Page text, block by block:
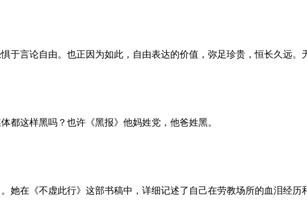
于言论自由。也正因为如此，自由表达的价值，弥足珍贵，恒长久远。
都这样黑吗？也许《黑报》他妈姓党，他爸姓黑。
她在《不虚此行》这部书稿中，详细记述了自己在劳教场所的血泪经